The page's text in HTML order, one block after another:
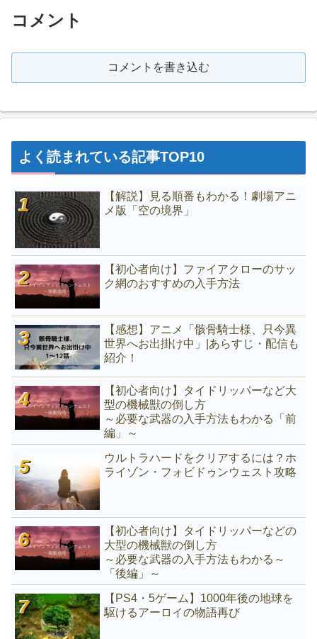
コメント
コメントを書き込む
よく読まれている記事TOP10
【解説】見る順番もわかる！劇場アニ
メ版「空の境界」
【初心者向け】ファイアクローのサッ
ク網のおすすめの入手方法
【感想】アニメ「骸骨騎士様、只今異
世界へお出掛け中」|あらすじ・配信も
紹介！
【初心者向け】タイドリッパーなど大
型の機械獣の倒し方
～必要な武器の入手方法もわかる「前
編」～
ウルトラハードをクリアするには？ホ
ライゾン・フォビドゥンウェスト攻略
【初心者向け】タイドリッパーなどの
大型の機械獣の倒し方
～必要な武器の入手方法もわかる～
「後編」～
【PS4・5ゲーム】1000年後の地球を
駆けるアーロイの物語再び